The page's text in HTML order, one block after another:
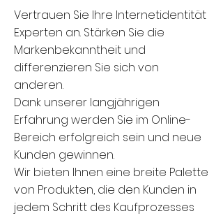
Vertrauen Sie Ihre Internetidentität
Experten an. Stärken Sie die
Markenbekanntheit und
differenzieren Sie sich von
anderen.
Dank unserer langjährigen
Erfahrung werden Sie im Online-
Bereich erfolgreich sein und neue
Kunden gewinnen.
Wir bieten Ihnen eine breite Palette
von Produkten, die den Kunden in
jedem Schritt des Kaufprozesses